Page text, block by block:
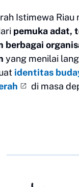
Istimewa Riau
pemuka adat,
berbagai
yang menilai
identitas
di masa